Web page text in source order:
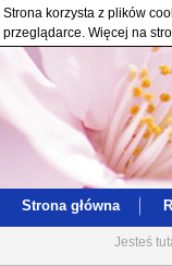
Strona korzysta z plików
przeglądarce. Więcej na
Strona główna
Jesteś